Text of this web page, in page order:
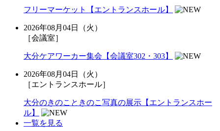
フリーマーケット【エントランスホール】
2026年08月04日（火）
［会議室］
大分ケアワーカー集会【会議室302・303】
2026年08月04日（火）
［エントランスホール］
大分のきのこときのこ写真の展示【エントランスホー
ル】
一覧を見る